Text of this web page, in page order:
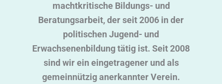
machtkritische Bildungs- und
Beratungsarbeit, der seit 2006 in der
politischen Jugend- und
Erwachsenenbildung tätig ist. Seit 2008
sind wir ein eingetragener und als
gemeinnützig anerkannter Verein.